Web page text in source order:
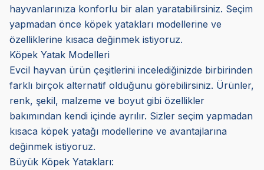
hayvanlarınıza konforlu bir alan yaratabilirsiniz. Seçim
yapmadan önce köpek yatakları modellerine ve
özelliklerine kısaca değinmek istiyoruz.
Köpek Yatak Modelleri
Evcil hayvan ürün çeşitlerini incelediğinizde birbirinden
farklı birçok alternatif olduğunu görebilirsiniz. Ürünler,
renk, şekil, malzeme ve boyut gibi özellikler
bakımından kendi içinde ayrılır. Sizler seçim yapmadan
kısaca köpek yatağı modellerine ve avantajlarına
değinmek istiyoruz.
Büyük Köpek Yatakları: